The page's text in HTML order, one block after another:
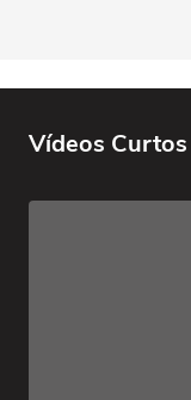
Vídeos Curtos